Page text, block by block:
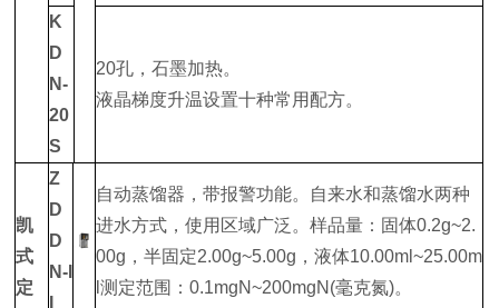
K
D
N-
20
S
20孔，石墨加热。
液晶梯度升温设置十种常用配方。
凯
式
定
Z
D
D
N-I
自动蒸馏器，带报警功能。自来水和蒸馏水两种
进水方式，使用区域广泛。样品量：固体0.2g~2.
00g，半固定2.00g~5.00g，液体10.00ml~25.00m
l测定范围：0.1mgN~200mgN(毫克氮)。